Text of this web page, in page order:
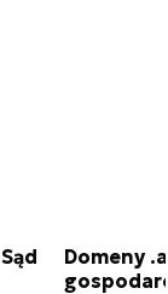
Domeny